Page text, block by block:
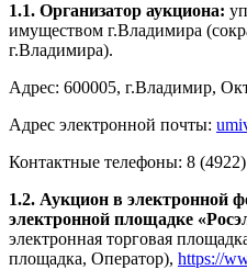
1.1. Организатор аукциона:
имуществом г.Владимира
г.Владимира).
Адрес: 600005, г.Владимир,
Адрес электронной почты:
Контактные телефоны: 8
1.2. Аукцион в электронной
электронной площадке
электронная торговая
площадка, Оператор), https://